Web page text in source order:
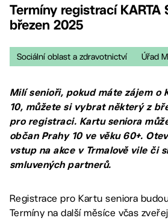
Termíny registrací KARTA
březen 2025
Sociální oblast a zdravotnictví Úřad
Milí senioři, pokud máte zájem o
10, můžete si vybrat některý z
pro registraci. Kartu seniora
občan Prahy 10 ve věku 60+.
vstup na akce v Trmalově vile či
smluvených partnerů.
Registrace pro Kartu seniora
Termíny na další měsíce včas